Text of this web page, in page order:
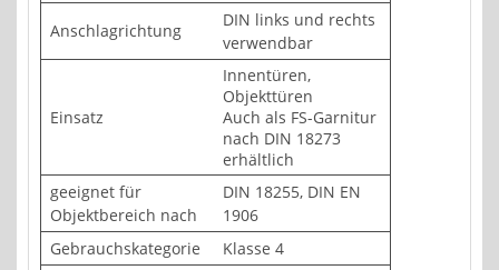
Anschlagrichtung
DIN links und rechts
verwendbar
Einsatz
Innentüren,
Objekttüren
Auch als FS-Garnitur
nach DIN 18273
erhältlich
geeignet für
Objektbereich nach
DIN 18255, DIN EN
1906
Gebrauchskategorie
Klasse 4